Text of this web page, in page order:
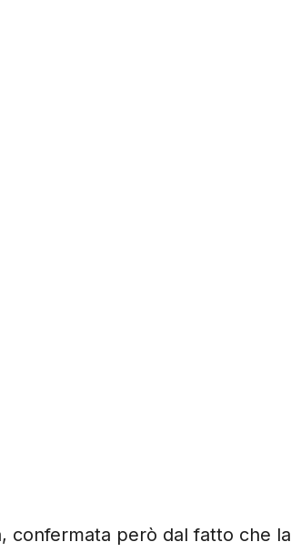
confermata però dal fatto che la